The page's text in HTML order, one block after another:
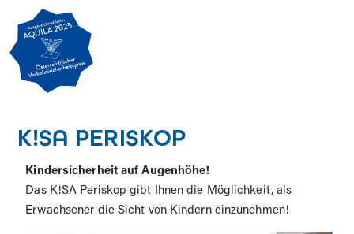
K!SA PERISKOP
Kindersicherheit auf Augenhöhe!
Das K!SA Periskop gibt Ihnen die Möglichkeit, als
Erwachsener die Sicht von Kindern einzunehmen!